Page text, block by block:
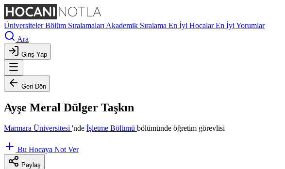
ÜniversitelerBölüm Sıralamaları Akademik Sıralama En İyi HocalarEn İyi Yorumlar
Ara
Giriş Yap
Geri Dön
Ayşe Meral Dülger Taşkın
Marmara Üniversitesi 'nde İşletme Bölümü bölümünde öğretim görevlisi
Bu Hocaya Not Ver
Paylaş